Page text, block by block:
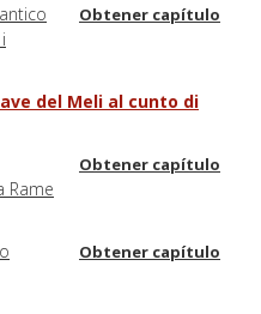
Obtener capítulo
del Meli al cunto di
Rame
Obtener capítulo
Obtener capítulo